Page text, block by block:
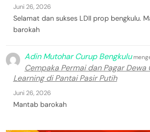
Juni 26, 2026
Selamat dan sukses LDII prop bengkulu.
barokah
Adin Mutohar Curup Bengkulu
Cempaka Permai dan Pagar Dewa
Learning di Pantai Pasir Putih
Juni 26, 2026
Mantab barokah